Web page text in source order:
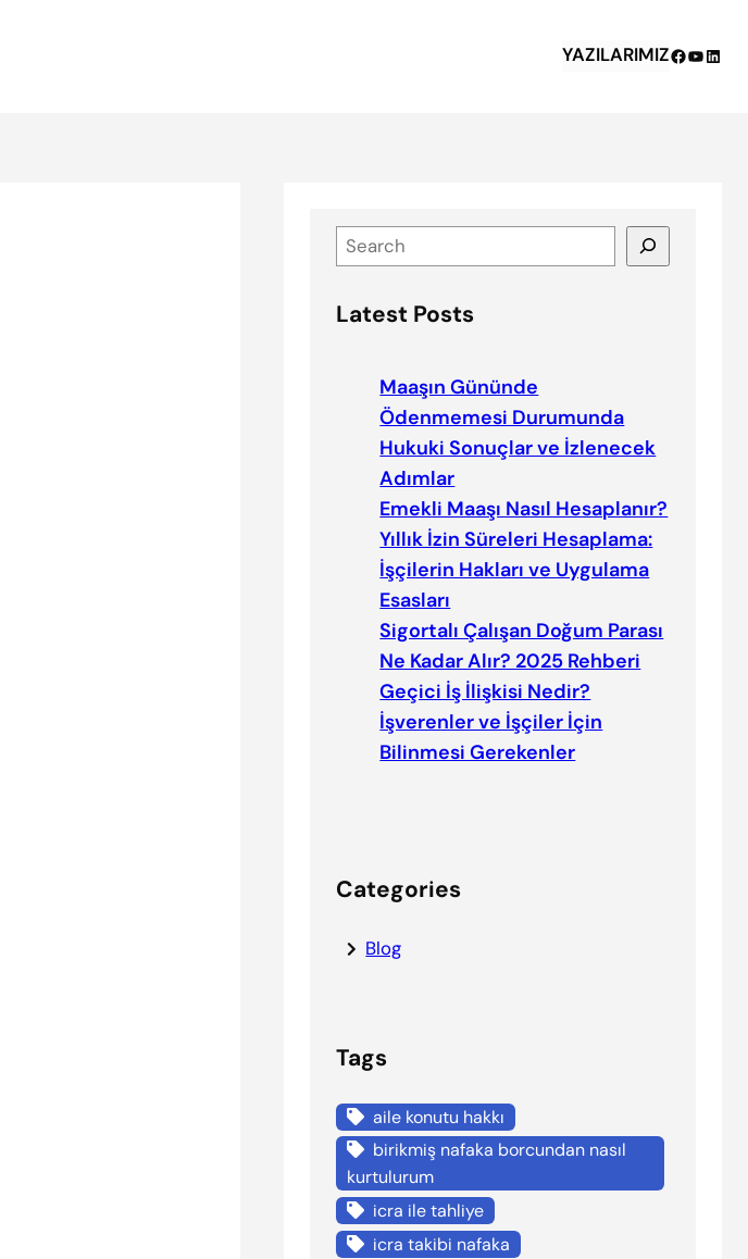
YAZILARIMIZFacebook
e
r
Latest Posts
Maaşın Gününde
Ödenmemesi Durumunda
Hukuki Sonuçlar ve İzlenecek
Adımlar
Emekli Maaşı Nasıl Hesaplanır?
Yıllık İzin Süreleri Hesaplama:
İşçilerin Hakları ve Uygulama
Esasları
Sigortalı Çalışan Doğum Parası
Ne Kadar Alır? 2025 Rehberi
Geçici İş İlişkisi Nedir?
İşverenler ve İşçiler İçin
Bilinmesi Gerekenler
Categories
Blog
Tags
aile konutu hakkı
birikmiş nafaka borcundan nasıl
kurtulurum
icra ile tahliye
icra takibi nafaka